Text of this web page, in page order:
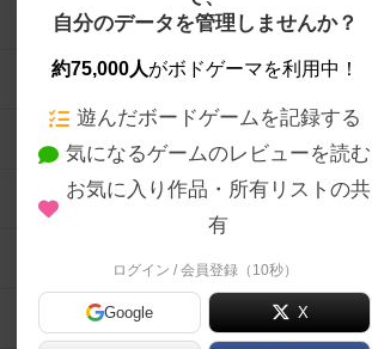
自分のデータを管理しませんか？
約75,000人がボドゲーマを利用中！
遊んだボードゲームを記録する
気になるゲームのレビューを読む
お気に入り作品・所有リストの共
有
ログイン / 会員登録（10秒）
Google X
ボードゲームを検索する
ボードゲームの新着レビュー
ボードゲーム会情報
メカニクス特集
掲示板・トピックス
ボドとも・会員一覧